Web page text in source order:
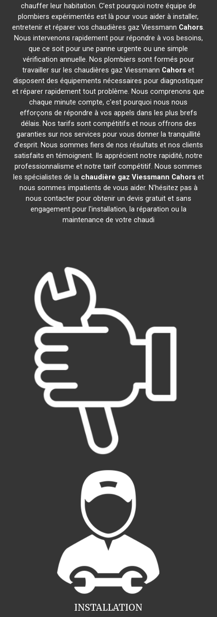
chauffer leur habitation. C'est pourquoi notre équipe de
plombiers expérimentés est là pour vous aider à installer,
entretenir et réparer vos chaudières gaz Viessmann Cahors.
Nous intervenons rapidement pour répondre à vos besoins,
que ce soit pour une panne urgente ou une simple
vérification annuelle. Nos plombiers sont formés pour
travailler sur les chaudières gaz Viessmann Cahors et
disposent des équipements nécessaires pour diagnostiquer
et réparer rapidement tout problème. Nous comprenons que
chaque minute compte, c'est pourquoi nous nous
efforçons de répondre à vos appels dans les plus brefs
délais. Nos tarifs sont compétitifs et nous offrons des
garanties sur nos services pour vous donner la tranquillité
d'esprit. Nous sommes fiers de nos résultats et nos clients
satisfaits en témoignent. Ils apprécient notre rapidité, notre
professionnalisme et notre tarif compétitif. Nous sommes
les spécialistes de la chaudière gaz Viessmann Cahorset
nous sommes impatients de vous aider. N'hésitez pas à
nous contacter pour obtenir un devis gratuit et sans
engagement pour l'installation, la réparation ou la
maintenance de votre chaudi
INSTALLATION